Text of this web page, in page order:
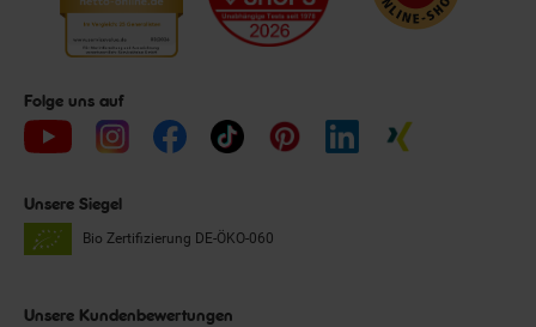
Folge uns auf
Unsere Siegel
Bio Zertifizierung DE-ÖKO-060
Unsere Kundenbewertungen